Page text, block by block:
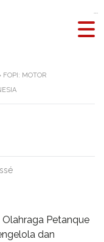
FOPI: MOTOR
Petanque
dan